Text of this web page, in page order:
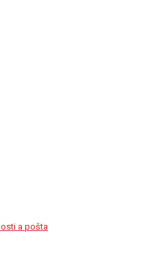
a pošta